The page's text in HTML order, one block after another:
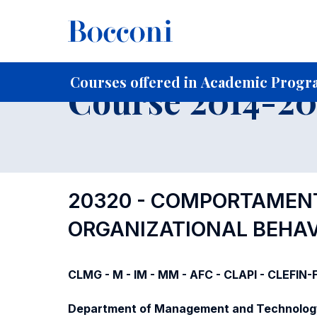
Courses offered in Academic
Home For current Students
Course 2014-
20320 -
ORGANIZATIONAL
CLMG - M - IM - MM - AFC - CLAPI -
Department of Management and